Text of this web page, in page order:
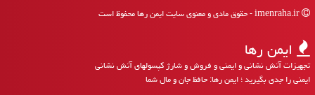
ایمن رها
تجهیزات آتش نشانی و ایمنی و فروش و شارژ کپسولهای آتش نشانی
ایمنی را جدی بگیرید ؛ ایمن رها: حافظ جان و مال شما